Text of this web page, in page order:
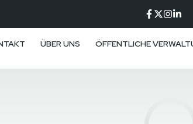
ÜBER UNS ÖFFENTLICHE